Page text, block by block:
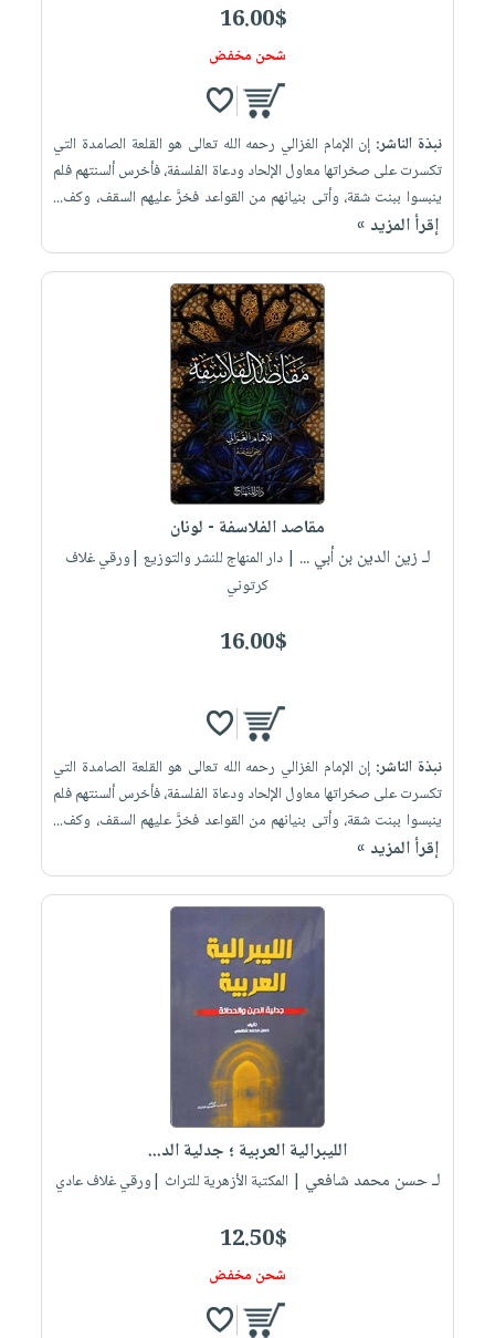
16.00$
شحن مخفض
نبذة الناشر: إن الإمام الغزالي رحمه الله تعالى هو القلعة الصامدة التي
تكسرت على صخراتها معاول الإلحاد ودعاة الفلسفة، فأخرس ألسنتهم فلم
ينبسوا ببنت شقة، وأتى بنيانهم من القواعد فخرَّ عليهم السقف، وكف...
إقرأ المزيد »
مقاصد الفلاسفة - لونان
لـ زين الدين بن أبي ... | دار المنهاج للنشر والتوزيع |ورقي غلاف
كرتوني
16.00$
نبذة الناشر: إن الإمام الغزالي رحمه الله تعالى هو القلعة الصامدة التي
تكسرت على صخراتها معاول الإلحاد ودعاة الفلسفة، فأخرس ألسنتهم فلم
ينبسوا ببنت شقة، وأتى بنيانهم من القواعد فخرَّ عليهم السقف، وكف...
إقرأ المزيد »
الليبرالية العربية ؛ جدلية الد...
لـ حسن محمد شافعي | المكتبة الأزهرية للتراث |ورقي غلاف عادي
12.50$
شحن مخفض